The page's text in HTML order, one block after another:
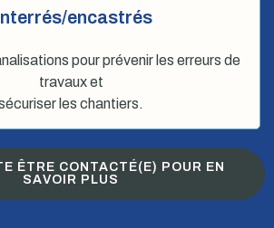
encastrés
pour prévenir les erreurs de
travaux et
les chantiers.
ÊTRE CONTACTÉ(E) POUR EN
SAVOIR PLUS